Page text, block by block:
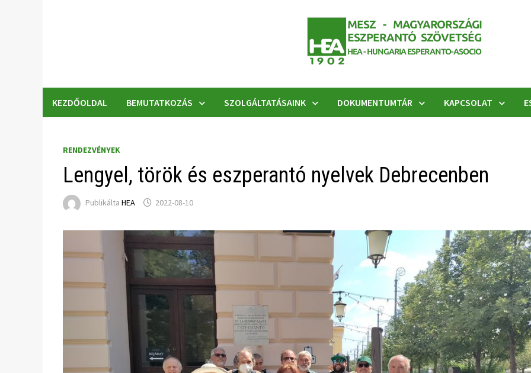
KEZDŐOLDAL BEMUTATKOZÁS SZOLGÁLTATÁSAINK DOKUMENTUMTÁR KAPCSOLAT
RENDEZVÉNYEK
Lengyel, török és eszperantó nyelvek Debrecenben
PublikáltaHEA 2022-08-10